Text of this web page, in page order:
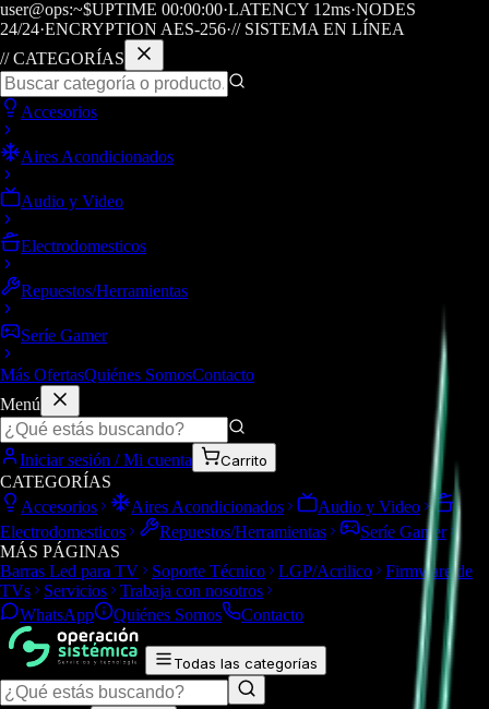
user@ops:~$UPTIME 00:00:00·LATENCY 12ms·NODES
24/24·ENCRYPTION AES-256·// SISTEMA EN LÍNEA
// CATEGORÍAS
Accesorios
Aires Acondicionados
Audio y Video
Electrodomesticos
Repuestos/Herramientas
Seríe Gamer
Más OfertasQuiénes SomosContacto
Menú
Iniciar sesión / Mi cuenta Carrito
CATEGORÍAS
Accesorios
Aires Acondicionados
Audio y Video
Electrodomesticos
Repuestos/Herramientas
Seríe Gamer
MÁS PÁGINAS
Barras Led para TV
Soporte Técnico LGP/Acrilico
Firmware de
TVs
Servicios
Trabaja con nosotros
WhatsApp
Quiénes Somos Contacto
Todas las categorías